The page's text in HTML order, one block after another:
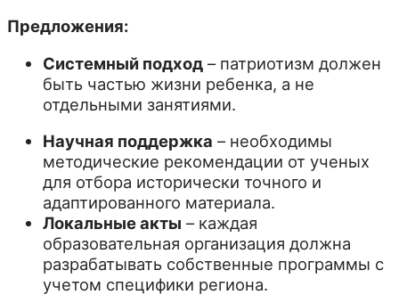
Предложения:
Системный подход – патриотизм должен
быть частью жизни ребенка, а не
отдельными занятиями.
Научная поддержка – необходимы
методические рекомендации от ученых
для отбора исторически точного и
адаптированного материала.
Локальные акты – каждая
образовательная организация должна
разрабатывать собственные программы с
учетом специфики региона.